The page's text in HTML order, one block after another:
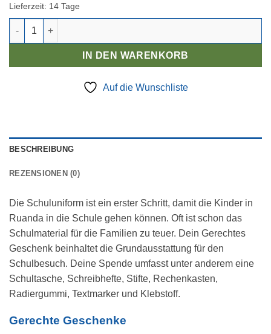
Lieferzeit: 14 Tage
Schulset für ein Kind Menge
IN DEN WARENKORB
Auf die Wunschliste
BESCHREIBUNG
REZENSIONEN (0)
Die Schuluniform ist ein erster Schritt, damit die Kinder in
Ruanda in die Schule gehen können. Oft ist schon das
Schulmaterial für die Familien zu teuer. Dein Gerechtes
Geschenk beinhaltet die Grundausstattung für den
Schulbesuch. Deine Spende umfasst unter anderem eine
Schultasche, Schreibhefte, Stifte, Rechenkasten,
Radiergummi, Textmarker und Klebstoff.
Gerechte Geschenke